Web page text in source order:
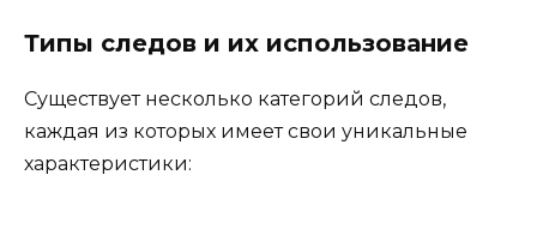
Типы следов и их использование
Существует несколько категорий следов,
каждая из которых имеет свои уникальные
характеристики: